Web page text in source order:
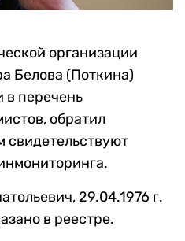
организации
Белова (Поткина)
в перечень
обратил
свидетельствуют
29.04.1976 г.
в реестре.